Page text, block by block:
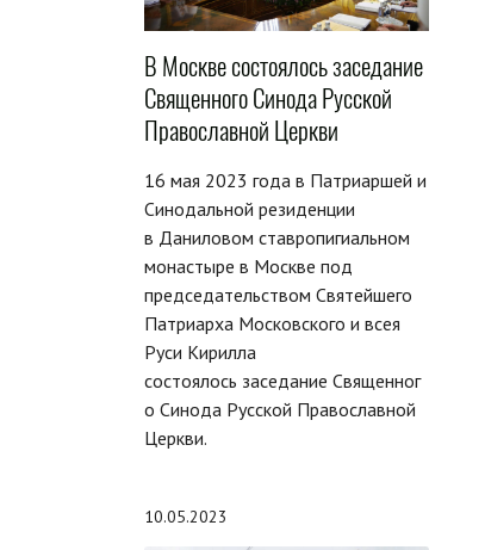
В Москве состоялось заседание
Священного Синода Русской
Православной Церкви
16 мая 2023 года в Патриаршей и
Синодальной резиденции
в Даниловом ставропигиальном
монастыре в Москве под
председательством Святейшего
Патриарха Московского и всея
Руси Кирилла
состоялось заседание Священног
о Синода Русской Православной
Церкви.
10.05.2023